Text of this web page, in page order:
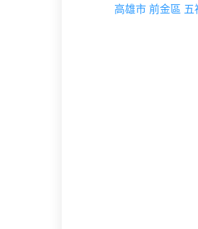
高雄市 前金區